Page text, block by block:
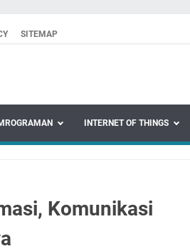
SITEMAP
INTERNET OF THINGS
Komunikasi